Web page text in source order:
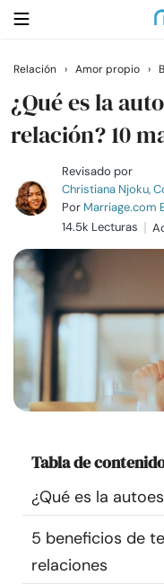
Buscar
Casarse
Relaciones
Familia
Ayuda
Cursos
Comunidad
Encuentra un
Idioma
Relación › Amor propio ›
¿Qué es la
relación? 10
Revisado por
Christiana Njoku,
Por Marriage.com
14.5k Lecturas
Tabla de
¿Qué es la
5 beneficios de
relaciones